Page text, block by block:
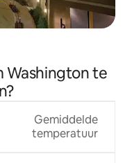
Washington te
Gemiddelde
temperatuur